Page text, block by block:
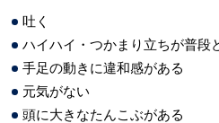
吐く
ハイハイ・つかまり立ちが普段
手足の動きに違和感がある
元気がない
頭に大きなたんこぶがある